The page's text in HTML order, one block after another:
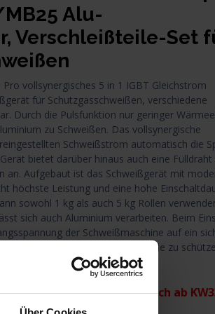
Alu-
Verschleißteile-Set
Pro vollsynergisches 5 in 1 IGBT Gleichstrom
für Schutzgasschweißen, verschiedene
Durch die Pulsfunktion nur geringer
zu Schweißen. Das vollsynergische
Schweißstrom automatisch die
bietet darüber hinaus auch eine Fülldraht
an. Aufgebaut ist das Schweißgerät mit
höchste Leistung und eine hohe
sowohl 1 kg als auch 5 kg Rollen
sich auch Aluminium verarbeiten. Beim
der Schweißmaschine auf ein
bei der Berührung der Elektrode zu
Auslieferung voraussichtlich ab